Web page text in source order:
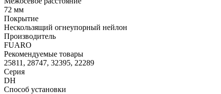
72 мм
Покрытие
Нескользящий огнеупорный нейлон
Производитель
FUARO
Рекомендуемые товары
25811, 28747, 32395, 22289
Серия
DH
Способ установки